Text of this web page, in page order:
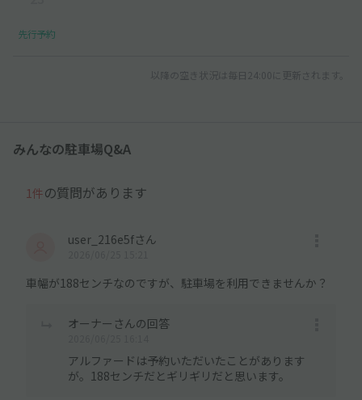
先行予約
以降の空き状況は毎日24:00に更新されます。
みんなの駐車場Q&A
1件の質問があります
user_216e5fさん
車幅が188センチなのですが、駐車場を利用できませんか？
オーナーさんの回答
アルファードは予約いただいたことがあります
が。188センチだとギリギリだと思います。